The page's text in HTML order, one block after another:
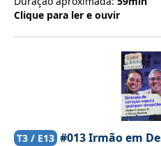
Clique para ler e ouvir
T3 / E13 #013 Irmão em